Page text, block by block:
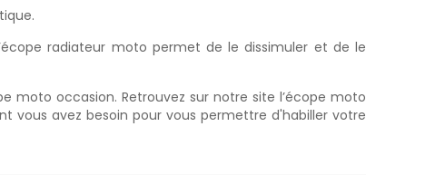
radiateur moto permet de le dissimuler et de le
moto occasion. Retrouvez sur notre site l’écope moto
vous avez besoin pour vous permettre d'habiller votre